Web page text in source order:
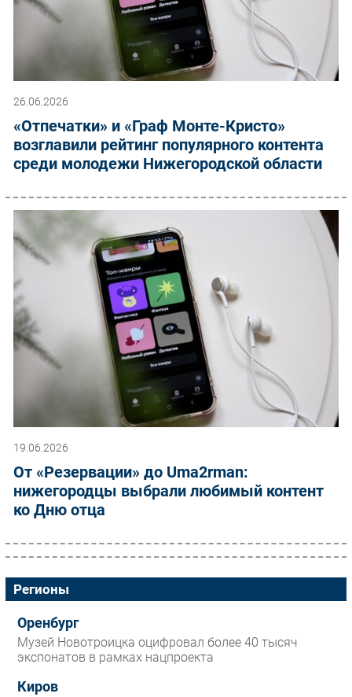
26.06.2026
«Отпечатки» и «Граф Монте-Кристо»
возглавили рейтинг популярного контента
среди молодежи Нижегородской области
19.06.2026
От «Резервации» до Uma2rman:
нижегородцы выбрали любимый контент
ко Дню отца
Регионы
Оренбург
Музей Новотроицка оцифровал более 40 тысяч
экспонатов в рамках нацпроекта
Киров